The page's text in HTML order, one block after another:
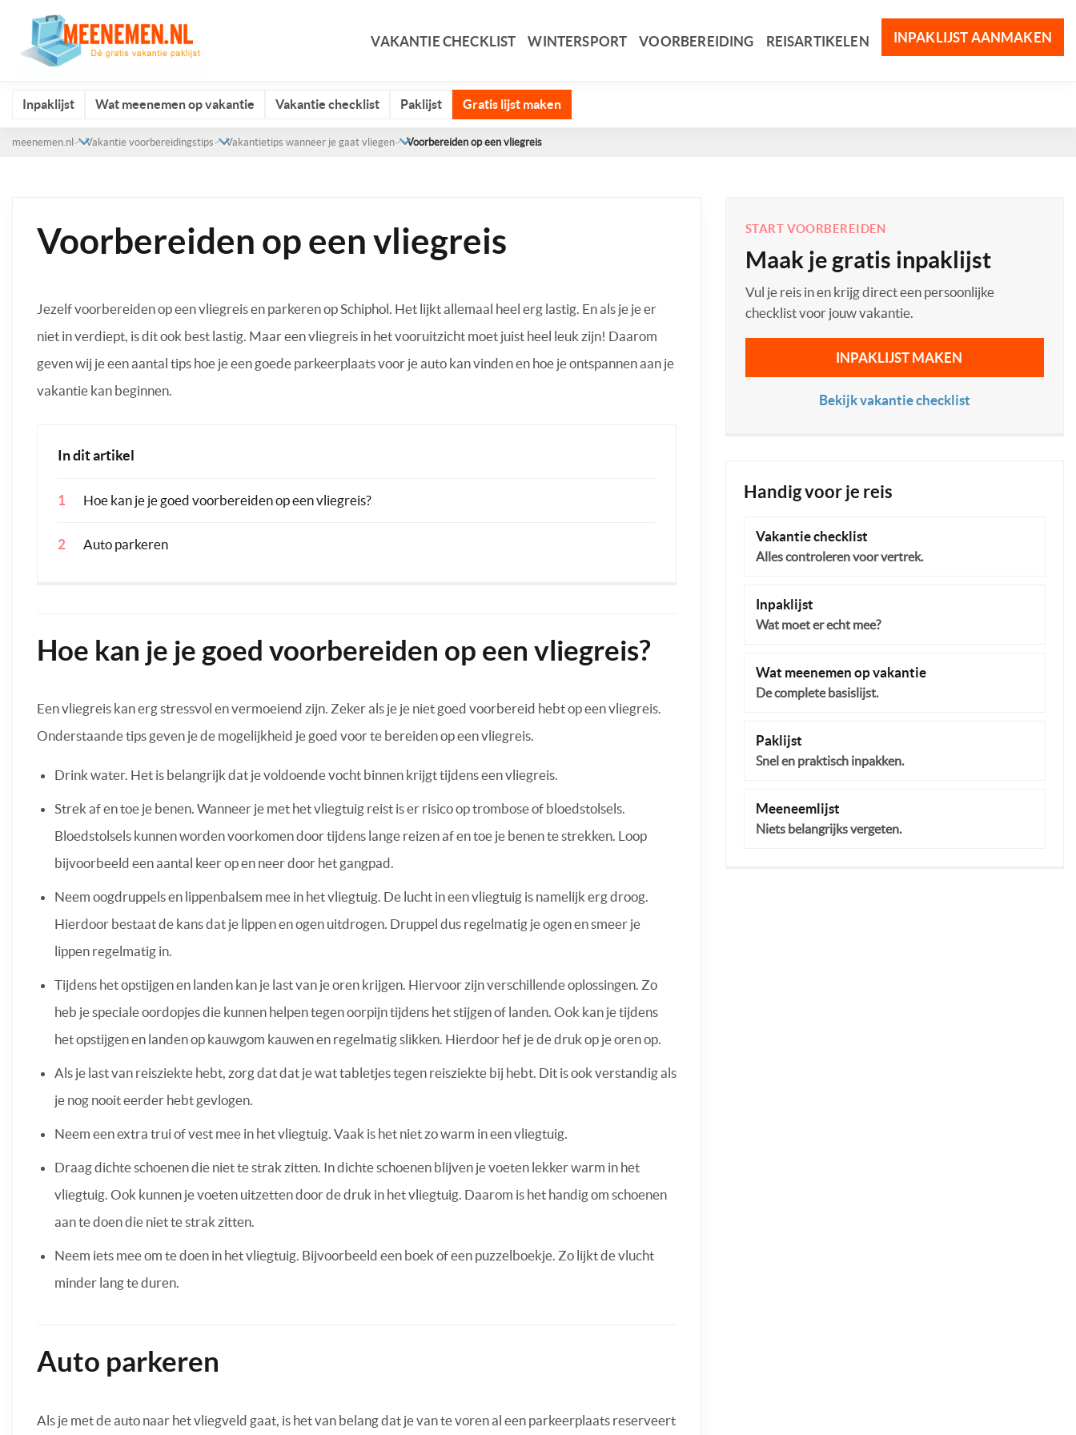
VAKANTIE CHECKLIST WINTERSPORT VOORBEREIDING REISARTIKELEN INPAKLIJST AANMAKEN
Inpaklijst Wat meenemen op vakantie Vakantie checklist Paklijst Gratis lijst maken
meenemen.nl Vakantie voorbereidingstips Vakantietips wanneer je gaat vliegen Voorbereiden op een vliegreis
Voorbereiden op een vliegreis
Jezelf voorbereiden op een vliegreis en parkeren op Schiphol. Het lijkt allemaal heel erg lastig. En als je je er
niet in verdiept, is dit ook best lastig. Maar een vliegreis in het vooruitzicht moet juist heel leuk zijn! Daarom
geven wij je een aantal tips hoe je een goede parkeerplaats voor je auto kan vinden en hoe je ontspannen aan je
vakantie kan beginnen.
In dit artikel
Hoe kan je je goed voorbereiden op een vliegreis?
Auto parkeren
Hoe kan je je goed voorbereiden op een vliegreis?
Een vliegreis kan erg stressvol en vermoeiend zijn. Zeker als je je niet goed voorbereid hebt op een vliegreis.
Onderstaande tips geven je de mogelijkheid je goed voor te bereiden op een vliegreis.
Drink water. Het is belangrijk dat je voldoende vocht binnen krijgt tijdens een vliegreis.
Strek af en toe je benen. Wanneer je met het vliegtuig reist is er risico op trombose of bloedstolsels.
Bloedstolsels kunnen worden voorkomen door tijdens lange reizen af en toe je benen te strekken. Loop
bijvoorbeeld een aantal keer op en neer door het gangpad.
Neem oogdruppels en lippenbalsem mee in het vliegtuig. De lucht in een vliegtuig is namelijk erg droog.
Hierdoor bestaat de kans dat je lippen en ogen uitdrogen. Druppel dus regelmatig je ogen en smeer je
lippen regelmatig in.
Tijdens het opstijgen en landen kan je last van je oren krijgen. Hiervoor zijn verschillende oplossingen. Zo
heb je speciale oordopjes die kunnen helpen tegen oorpijn tijdens het stijgen of landen. Ook kan je tijdens
het opstijgen en landen op kauwgom kauwen en regelmatig slikken. Hierdoor hef je de druk op je oren op.
Als je last van reisziekte hebt, zorg dat dat je wat tabletjes tegen reisziekte bij hebt. Dit is ook verstandig als
je nog nooit eerder hebt gevlogen.
Neem een extra trui of vest mee in het vliegtuig. Vaak is het niet zo warm in een vliegtuig.
Draag dichte schoenen die niet te strak zitten. In dichte schoenen blijven je voeten lekker warm in het
vliegtuig. Ook kunnen je voeten uitzetten door de druk in het vliegtuig. Daarom is het handig om schoenen
aan te doen die niet te strak zitten.
Neem iets mee om te doen in het vliegtuig. Bijvoorbeeld een boek of een puzzelboekje. Zo lijkt de vlucht
minder lang te duren.
Auto parkeren
Als je met de auto naar het vliegveld gaat, is het van belang dat je van te voren al een parkeerplaats reserveert
START VOORBEREIDEN
Maak je gratis inpaklijst
Vul je reis in en krijg direct een persoonlijke
checklist voor jouw vakantie.
INPAKLIJST MAKEN
Bekijk vakantie checklist
Handig voor je reis
Vakantie checklist
Alles controleren voor vertrek.
Inpaklijst
Wat moet er echt mee?
Wat meenemen op vakantie
De complete basislijst.
Paklijst
Snel en praktisch inpakken.
Meeneemlijst
Niets belangrijks vergeten.